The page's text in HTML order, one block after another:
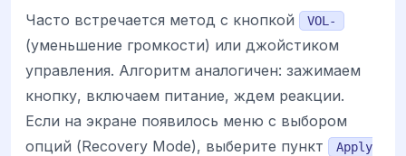
Часто встречается метод с кнопкой VOL-
(уменьшение громкости) или джойстиком
управления. Алгоритм аналогичен: зажимаем
кнопку, включаем питание, ждем реакции.
Если на экране появилось меню с выбором
опций (Recovery Mode), выберите пункт
Apply